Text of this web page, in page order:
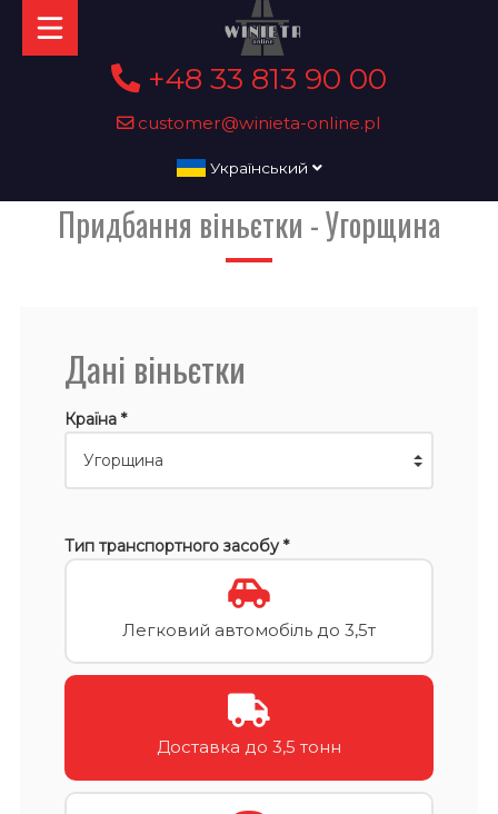
+48 33 813 90 00
customer@winieta-online.pl
Український
Придбання віньєтки - Угорщина
Дані віньєтки
Країна *
Тип транспортного засобу *
Легковий автомобіль до 3,5т
Доставка до 3,5 тонн